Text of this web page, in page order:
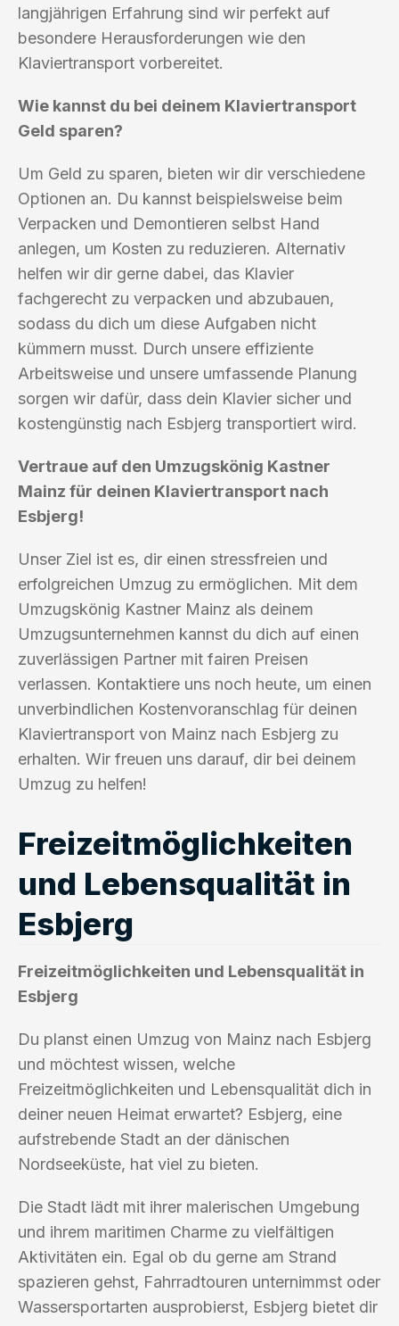
langjährigen Erfahrung sind wir perfekt auf
besondere Herausforderungen wie den
Klaviertransport vorbereitet.
Wie kannst du bei deinem Klaviertransport
Geld sparen?
Um Geld zu sparen, bieten wir dir verschiedene
Optionen an. Du kannst beispielsweise beim
Verpacken und Demontieren selbst Hand
anlegen, um Kosten zu reduzieren. Alternativ
helfen wir dir gerne dabei, das Klavier
fachgerecht zu verpacken und abzubauen,
sodass du dich um diese Aufgaben nicht
kümmern musst. Durch unsere effiziente
Arbeitsweise und unsere umfassende Planung
sorgen wir dafür, dass dein Klavier sicher und
kostengünstig nach Esbjerg transportiert wird.
Vertraue auf den Umzugskönig Kastner
Mainz für deinen Klaviertransport nach
Esbjerg!
Unser Ziel ist es, dir einen stressfreien und
erfolgreichen Umzug zu ermöglichen. Mit dem
Umzugskönig Kastner Mainz als deinem
Umzugsunternehmen kannst du dich auf einen
zuverlässigen Partner mit fairen Preisen
verlassen. Kontaktiere uns noch heute, um einen
unverbindlichen Kostenvoranschlag für deinen
Klaviertransport von Mainz nach Esbjerg zu
erhalten. Wir freuen uns darauf, dir bei deinem
Umzug zu helfen!
Freizeitmöglichkeiten
und Lebensqualität in
Esbjerg
Freizeitmöglichkeiten und Lebensqualität in
Esbjerg
Du planst einen Umzug von Mainz nach Esbjerg
und möchtest wissen, welche
Freizeitmöglichkeiten und Lebensqualität dich in
deiner neuen Heimat erwartet? Esbjerg, eine
aufstrebende Stadt an der dänischen
Nordseeküste, hat viel zu bieten.
Die Stadt lädt mit ihrer malerischen Umgebung
und ihrem maritimen Charme zu vielfältigen
Aktivitäten ein. Egal ob du gerne am Strand
spazieren gehst, Fahrradtouren unternimmst oder
Wassersportarten ausprobierst, Esbjerg bietet dir